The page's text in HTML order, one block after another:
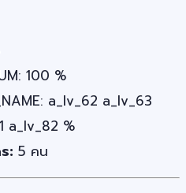
100 %
a_lv_62 a_lv_63
a_lv_82 %
: 5 คน